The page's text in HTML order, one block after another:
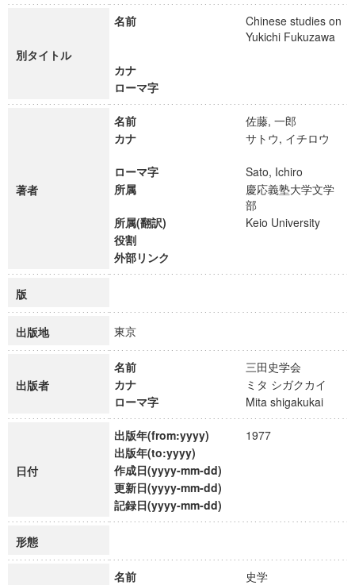
別タイトル
名前
Chinese studies on
Yukichi Fukuzawa
カナ
ローマ字
著者
名前
佐藤, 一郎
カナ
サトウ, イチロウ
ローマ字
Sato, Ichiro
所属
慶応義塾大学文学
部
所属(翻訳)
Keio University
役割
外部リンク
版
出版地 東京
出版者
名前
三田史学会
カナ
ミタ シガクカイ
ローマ字
Mita shigakukai
日付
出版年(from:yyyy)
1977
出版年(to:yyyy)
作成日(yyyy-mm-dd)
更新日(yyyy-mm-dd)
記録日(yyyy-mm-dd)
形態
名前
史学